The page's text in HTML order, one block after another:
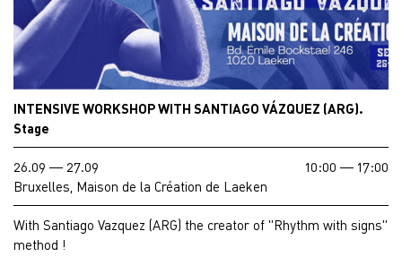
INTENSIVE WORKSHOP WITH SANTIAGO VÁZQUEZ (ARG).
Stage
26.09 — 27.09
10:00 — 17:00
Bruxelles, Maison de la Création de Laeken
With Santiago Vazquez (ARG) the creator of "Rhythm with signs"
method !